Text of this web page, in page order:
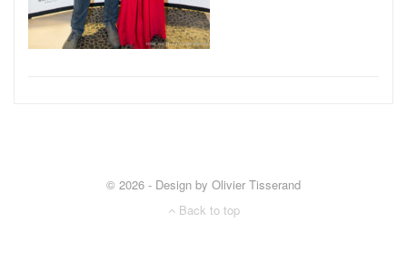
© 2026 - Design by Olivier Tisserand
Back to top